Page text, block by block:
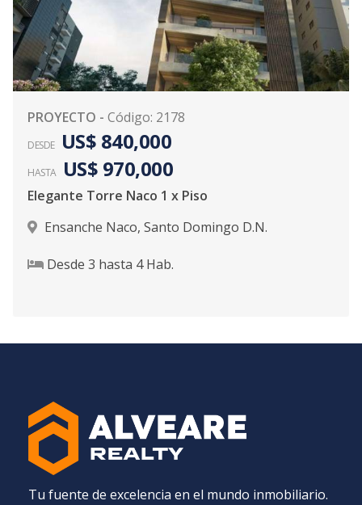
PROYECTO - Código: 2178
DESDE US$ 840,000
HASTA US$ 970,000
Elegante Torre Naco 1 x Piso
Ensanche Naco, Santo Domingo D.N.
Desde 3 hasta 4Hab.
Tu fuente de excelencia en el mundo inmobiliario.